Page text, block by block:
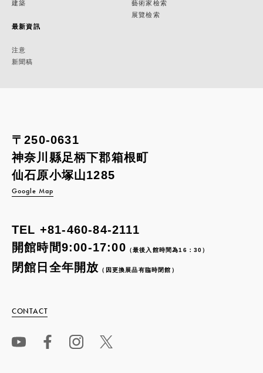
建築
最新資訊
注意
新聞稿
藝術家檢索
展覽檢索
〒250-0631
神奈川縣足柄下郡箱根町
仙石原小塚山1285
Google Map
TEL +81-460-84-2111
開館時間9:00-17:00 （最後入館時間為16：30）
閉館日全年開放 （因更換展品有臨時閉館）
CONTACT